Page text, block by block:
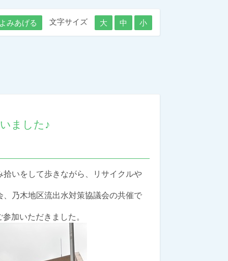
みあげる 文字サイズ 大 中 小
ました♪
拾いをして歩きながら、リサイクルや
乃木地区流出水対策協議会の共催で
加いただきました。